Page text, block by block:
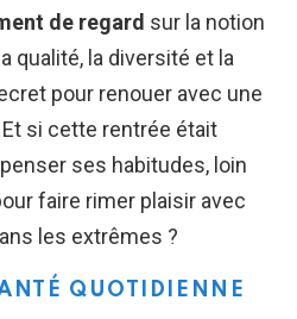
de regard sur la notion
qualité, la diversité et la
pour renouer avec une
si cette rentrée était
ses habitudes, loin
faire rimer plaisir avec
les extrêmes ?
QUOTIDIENNE